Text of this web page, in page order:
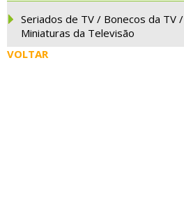
Seriados de TV / Bonecos da TV /
Miniaturas da Televisão
VOLTAR